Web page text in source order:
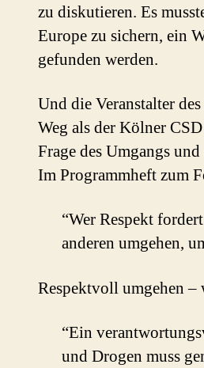
zu diskutieren. Es
Europe zu sichern, ein
gefunden werden.
Und die Veranstalter
Weg als der Kölner
Frage des Umgangs
Im Programmheft zum
“Wer Respekt
anderen umgehen,
Respektvoll umgehen –
“Ein
und Drogen muss